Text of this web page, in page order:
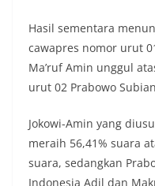
Hasil sementara
cawapres nomor urut
Ma’ruf Amin unggul
urut 02 Prabowo
Jokowi-Amin yang
meraih 56,41% suara
suara, sedangkan
Indonesia Adil dan